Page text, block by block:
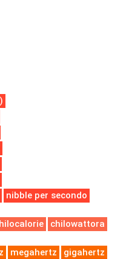
nibble per secondo
chilowattora
megahertz
gigahertz